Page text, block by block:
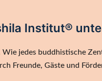
Institut®
jedes buddhistische
Freunde, Gäste und